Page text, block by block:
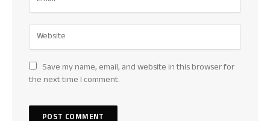
Save my name, email, and website in this browser for
the next time I comment.